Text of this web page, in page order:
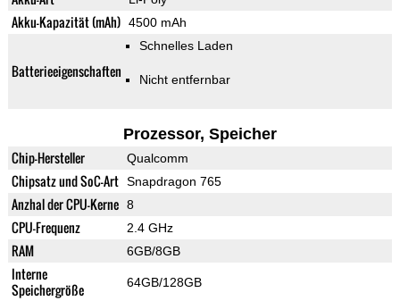
Akku-Kapazität (mAh) 4500 mAh
Batterieeigenschaften
Schnelles Laden
Nicht entfernbar
Prozessor, Speicher
Chip-Hersteller Qualcomm
Chipsatz und SoC-Art Snapdragon 765
Anzhal der CPU-Kerne 8
CPU-Frequenz 2.4 GHz
RAM 6GB/8GB
Interne
Speichergröße
64GB/128GB